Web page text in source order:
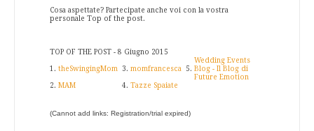
Cosa aspettate? Partecipate anche voi con la vostra
personale Top of the post.
TOP OF THE POST - 8 Giugno 2015
1. theSwingingMom 3. momfrancesca 5.
Wedding Events
Blog - Il Blog di
Future Emotion
2. MAM 4. Tazze Spaiate
(Cannot add links: Registration/trial expired)